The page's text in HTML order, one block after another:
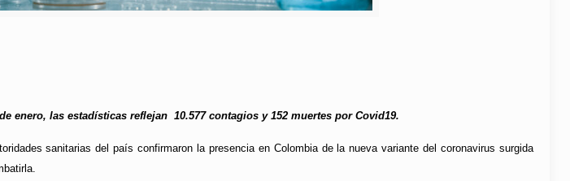
enero, las estadísticas reflejan 10.577 contagios y 152 muertes por Covid19.
sanitarias del país confirmaron la presencia en Colombia de la nueva variante del coronavirus surgida